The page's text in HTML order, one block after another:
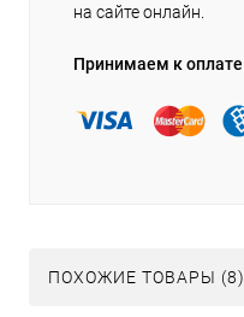
на сайте онлайн.
Принимаем к оплате
ПОХОЖИЕ ТОВАРЫ (8)